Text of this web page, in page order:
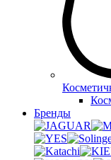
Бренды